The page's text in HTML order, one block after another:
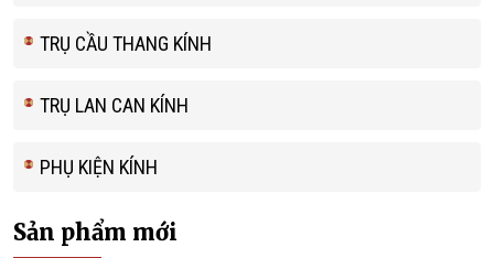
TRỤ CẦU THANG KÍNH
TRỤ LAN CAN KÍNH
PHỤ KIỆN KÍNH
Sản phẩm mới